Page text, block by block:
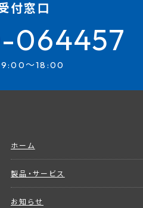
付窓口
064457
9:00～18:00
ホーム
製品・サービス
お知らせ